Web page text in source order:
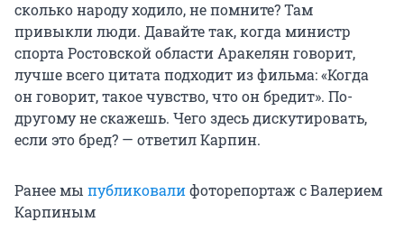
сколько народу ходило, не помните? Там
привыкли люди. Давайте так, когда министр
спорта Ростовской области Аракелян говорит,
лучше всего цитата подходит из фильма: «Когда
он говорит, такое чувство, что он бредит». По-
другому не скажешь. Чего здесь дискутировать,
если это бред? — ответил Карпин.
Ранее мы публиковалифоторепортаж с Валерием
Карпиным